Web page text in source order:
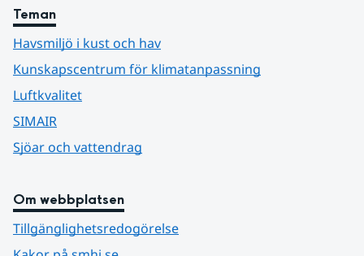
Teman
Havsmiljö i kust och hav
Kunskapscentrum för klimatanpassning
Luftkvalitet
SIMAIR
Sjöar och vattendrag
Om webbplatsen
Tillgänglighetsredogörelse